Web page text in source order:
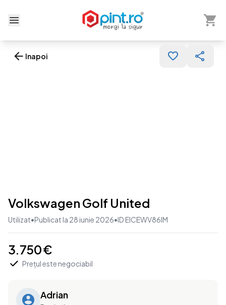
Deschide meniu
Arată
Inapoi
Volkswagen Golf United
Utilizat•Publicat la 28 iunie 2026•ID EICEWV86IM
3.750 €
Prețul este negociabil
Adrian